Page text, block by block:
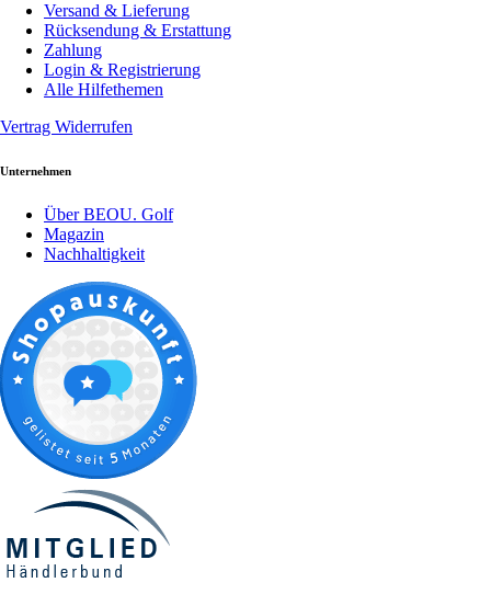
Versand & Lieferung
Rücksendung & Erstattung
Zahlung
Login & Registrierung
Alle Hilfethemen
Vertrag Widerrufen
Unternehmen
Über BEOU. Golf
Magazin
Nachhaltigkeit